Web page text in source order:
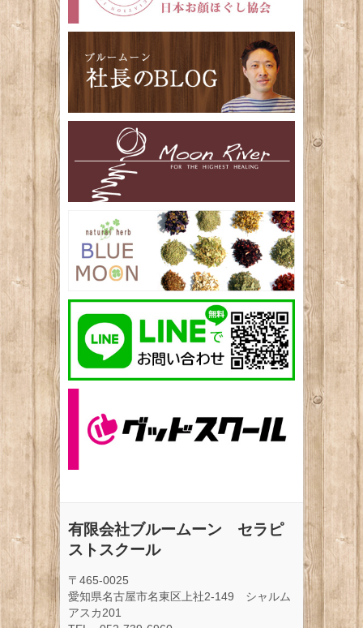
有限会社ブルームーン セラピ
ストスクール
〒465-0025
愛知県名古屋市名東区上社2-149 シャルム
アスカ201